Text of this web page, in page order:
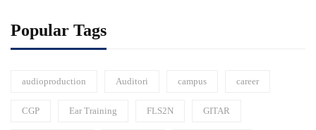
Popular Tags
audioproduction Auditori campus career
CGP Ear Training FLS2N GITAR